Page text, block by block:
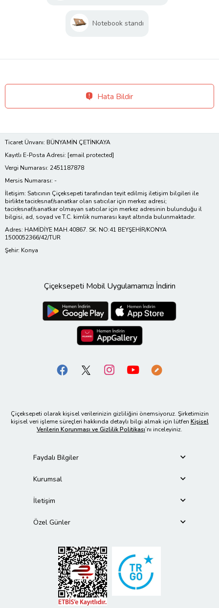
Notebook standı
Hata Bildir
Ticaret Ünvanı: BÜNYAMİN ÇETİNKAYA
Kayıtlı E-Posta Adresi: [email protected]
Vergi Numarası: 2451187878
Mersis Numarası: -
İletişim: Satıcının Çiçeksepeti tarafından teyit edilmiş iletişim bilgileri ile
birlikte tacir/esnaf/sanatkar olan satıcılar için merkez adresi;
tacir/esnaf/sanatkar olmayan satıcılar için merkez adresinin bulunduğu il
bilgisi, ad, soyad ve T.C. kimlik numarası kayıt altında bulunmaktadır.
Adres: HAMİDİYE MAH.40867. SK. NO:41 BEYŞEHİR/KONYA
1500052366/42/TUR
Şehir: Konya
Çiçeksepeti Mobil Uygulamamızı İndirin
Çiçeksepeti olarak kişisel verilerinizin gizliliğini önemsiyoruz. Şirketimizin
kişisel veri işleme süreçleri hakkında detaylı bilgi almak için lütfen Kişisel
Verilerin Korunması ve Gizlilik Politikası’nı inceleyiniz.
Faydalı Bilgiler
Kurumsal
İletişim
Özel Günler